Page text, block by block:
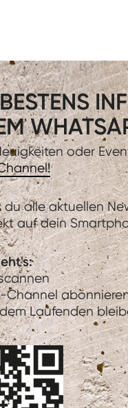
oder
alle aktuellen
auf dein
Laufenden